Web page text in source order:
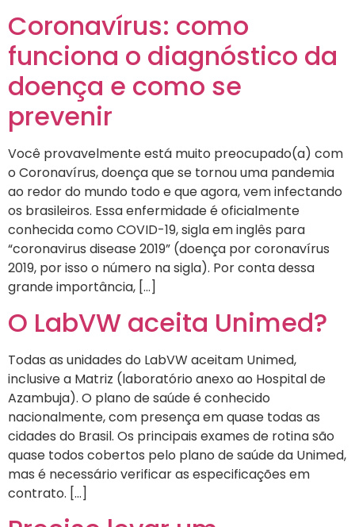
Coronavírus: como
funciona o diagnóstico da
doença e como se
prevenir
Você provavelmente está muito preocupado(a) com
o Coronavírus, doença que se tornou uma pandemia
ao redor do mundo todo e que agora, vem infectando
os brasileiros. Essa enfermidade é oficialmente
conhecida como COVID-19, sigla em inglês para
“coronavirus disease 2019” (doença por coronavírus
2019, por isso o número na sigla). Por conta dessa
grande importância, […]
O LabVW aceita Unimed?
Todas as unidades do LabVW aceitam Unimed,
inclusive a Matriz (laboratório anexo ao Hospital de
Azambuja). O plano de saúde é conhecido
nacionalmente, com presença em quase todas as
cidades do Brasil. Os principais exames de rotina são
quase todos cobertos pelo plano de saúde da Unimed,
mas é necessário verificar as especificações em
contrato. […]